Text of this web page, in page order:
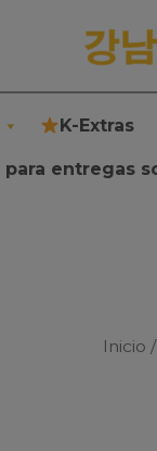
K-Extras
para entregas
Inicio /